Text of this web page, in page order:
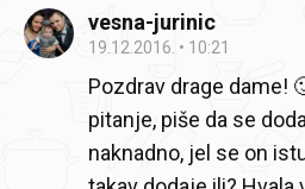
vesna-jurinic
19.12.2016. 10:21
Pozdrav drage dame!
pitanje, piše da se
naknadno, jel se on